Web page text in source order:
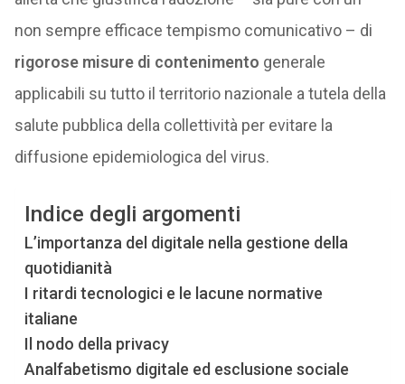
non sempre efficace tempismo comunicativo – di
rigorose misure di contenimento generale
applicabili su tutto il territorio nazionale a tutela della
salute pubblica della collettività per evitare la
diffusione epidemiologica del virus.
Indice degli argomenti
L’importanza del digitale nella gestione della
quotidianità
I ritardi tecnologici e le lacune normative
italiane
Il nodo della privacy
Analfabetismo digitale ed esclusione sociale